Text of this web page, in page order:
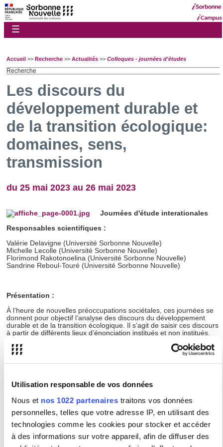
Utilisation responsable de vos données
Nous et nos 1022 partenaires traitons vos données
personnelles, telles que votre adresse IP, en utilisant des
technologies comme les cookies pour stocker et accéder
à des informations sur votre appareil, afin de diffuser des
☰
Accueil >> Recherche >> Actualités >> Colloques - journées d'études
Recherche
Les discours du
développement durable et
de la transition écologique:
domaines, sens,
transmission
du 25 mai 2023 au 26 mai 2023
Journées d'étude interationales
Responsables scientifiques :
Valérie Delavigne (Université Sorbonne Nouvelle)
Michelle Lecolle (Université Sorbonne Nouvelle)
Florimond Rakotonoelina (Université Sorbonne Nouvelle)
Sandrine Reboul-Touré (Université Sorbonne Nouvelle)
Présentation :
À l’heure de nouvelles préoccupations sociétales, ces journées se
donnent pour objectif l’analyse des discours du développement
durable et de la transition écologique. Il s’agit de saisir ces discours
à partir de différents lieux d’énonciation institués et non institués.
– et leurs éléments de langage –, les discours journalistiques, les
discours disponibles sur les sites écologistes ou associatifs, etc. ; et
du côté des lieux non institués, des séquences repérées dans des
présentes sur des sites d’entreprises, d’universités, dans des
l’occasion de travailler autour de trois axes : – l’identification des
domaines et des discours vecteurs du développement durable et
de la transition écologique ; – l’identification, la compréhension et
l’analyse des dénominations circulant dans ces discours ; –
l’observation des configurations discursives et des stratégies
communicationnelles qui participent, entre autres, à la transmission
des informations et/ ou des connaissance